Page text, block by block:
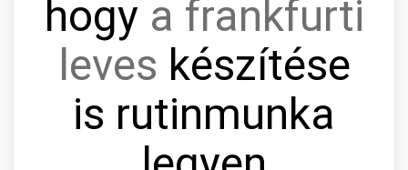
hogy a frankfurti
leves készítése
is rutinmunka